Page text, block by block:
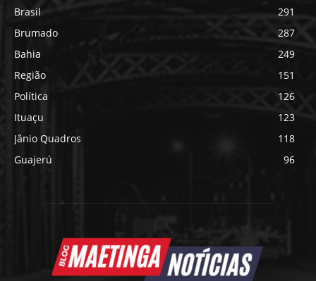
Brasil
291
Brumado
287
Bahia
249
Região
151
Política
126
Ituaçu
123
Jânio Quadros
118
Guajerú
96